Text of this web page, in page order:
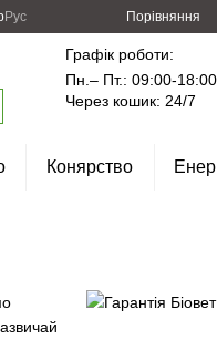
Рус Порівняння
Графік роботи:
Пн.– Пт.: 09:00-18:00
Через кошик: 24/7
Конярство